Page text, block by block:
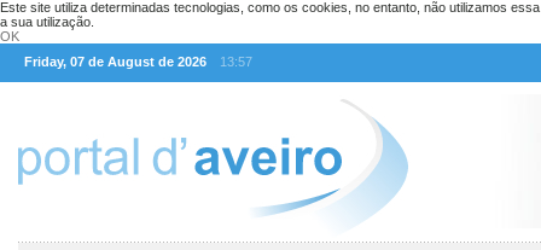
Este site utiliza determinadas tecnologias, como os cookies, no entanto, não utilizamos
a sua utilização.
OK
Friday, 07 de August de 2026
13:57